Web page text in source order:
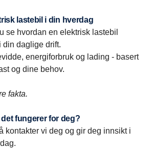
lastebil i din hverdag
se hvordan en elektrisk lastebil
din daglige drift.
energiforbruk og lading - basert
og dine behov.
fakta.
det fungerer for deg?
kontakter vi deg og gir deg innsikt i